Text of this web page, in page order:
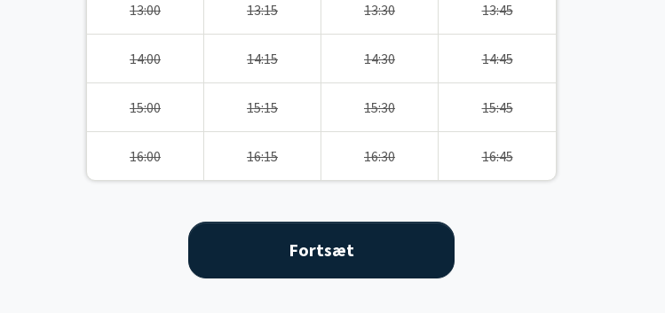
13:00 13:15 13:30 13:45
14:00 14:15 14:30 14:45
15:00 15:15 15:30 15:45
16:00 16:15 16:30 16:45